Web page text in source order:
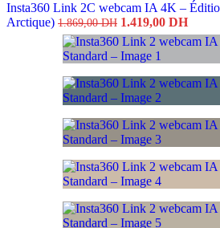
Insta360 Link 2C webcam IA 4K –
Arctique) 1.869,00DH Le
prix
initial
était :
1.869,00 DH.
1.419,00 DHLe
prix
actuel
est :